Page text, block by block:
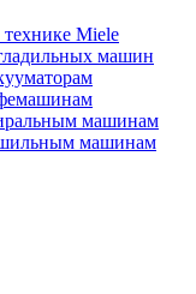
Miele
машин
машинам
машинам